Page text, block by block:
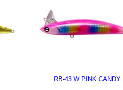
RB-43 W PINK CANDY